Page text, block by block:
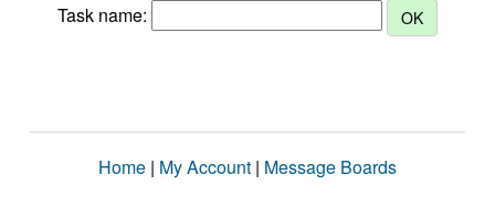
Task name:
Home | My Account | Message Boards